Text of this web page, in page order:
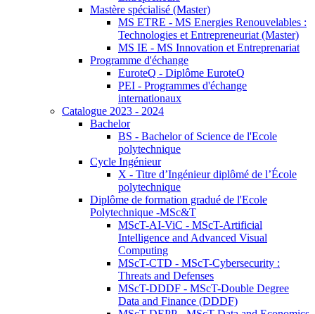
Mastère spécialisé (Master)
MS ETRE - MS Energies Renouvelables :
Technologies et Entrepreneuriat (Master)
MS IE - MS Innovation et Entreprenariat
Programme d'échange
EuroteQ - Diplôme EuroteQ
PEI - Programmes d'échange
internationaux
Catalogue 2023 - 2024
Bachelor
BS - Bachelor of Science de l'Ecole
polytechnique
Cycle Ingénieur
X - Titre d’Ingénieur diplômé de l’École
polytechnique
Diplôme de formation gradué de l'Ecole
Polytechnique -MSc&T
MScT-AI-ViC - MScT-Artificial
Intelligence and Advanced Visual
Computing
MScT-CTD - MScT-Cybersecurity :
Threats and Defenses
MScT-DDDF - MScT-Double Degree
Data and Finance (DDDF)